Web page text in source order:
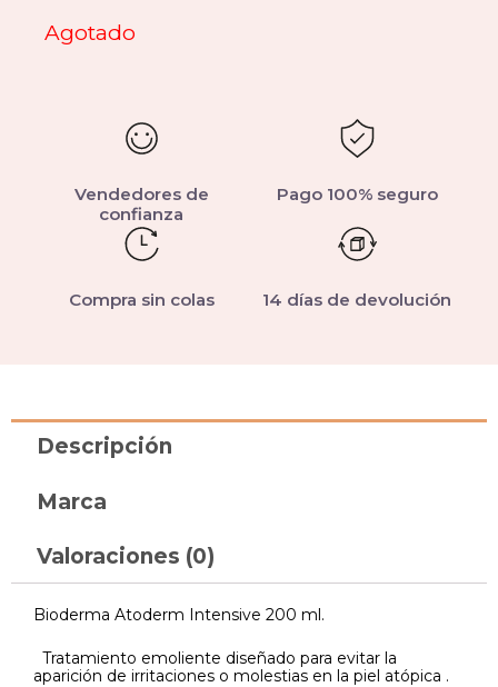
Agotado
Vendedores de
confianza
Pago 100% seguro
Compra sin colas 14 días de devolución
Descripción
Marca
Valoraciones (0)
Bioderma Atoderm Intensive 200 ml.
Tratamiento emoliente diseñado para evitar la
aparición de irritaciones o molestias en la piel atópica .